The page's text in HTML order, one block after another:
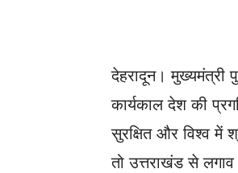
देहरादून। मुख्यमंत्री
कार्यकाल देश की
सुरक्षित और विश्व में
तो उत्तराखंड से